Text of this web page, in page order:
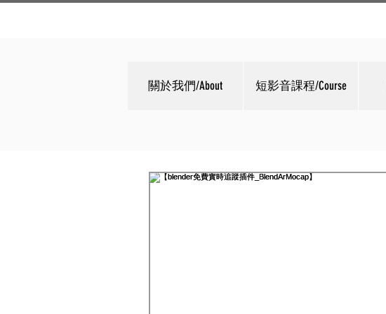
關於我們/About 短影音課程/Course